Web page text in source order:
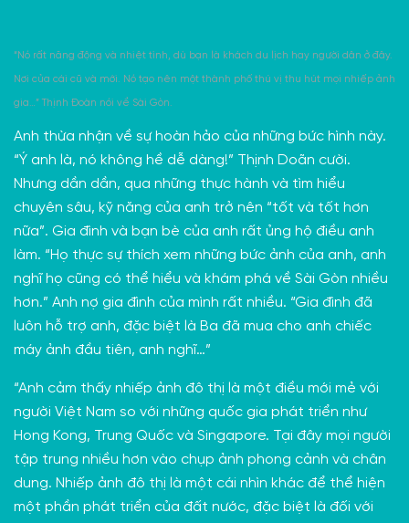
“Nó rất năng động và nhiệt tình, dù bạn là khách du lịch hay người dân ở đây.
Nơi của cái cũ và mới. Nó tạo nên một thành phố thú vị thu hút mọi nhiếp ảnh
gia…” Thịnh Đoàn nói về Sài Gòn.
Anh thừa nhận về sự hoàn hảo của những bức hình này.
“Ý anh là, nó không hề dễ dàng!” Thịnh Doãn cười.
Nhưng dần dần, qua những thực hành và tìm hiểu
chuyên sâu, kỹ năng của anh trở nên “tốt và tốt hơn
nữa”. Gia đình và bạn bè của anh rất ủng hộ điều anh
làm. “Họ thực sự thích xem những bức ảnh của anh, anh
nghĩ họ cũng có thể hiểu và khám phá về Sài Gòn nhiều
hơn.” Anh nợ gia đình của mình rất nhiều. “Gia đình đã
luôn hỗ trợ anh, đặc biệt là Ba đã mua cho anh chiếc
máy ảnh đầu tiên, anh nghĩ…”
“Anh cảm thấy nhiếp ảnh đô thị là một điều mới mẻ với
người Việt Nam so với những quốc gia phát triển như
Hong Kong, Trung Quốc và Singapore. Tại đây mọi người
tập trung nhiều hơn vào chụp ảnh phong cảnh và chân
dung. Nhiếp ảnh đô thị là một cái nhìn khác để thể hiện
một phần phát triển của đất nước, đặc biệt là đối với